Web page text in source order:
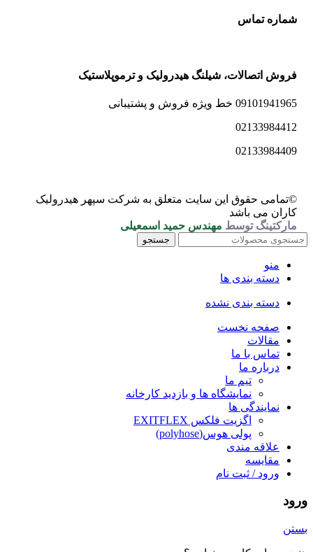
شماره تماس
فروش اتصالات، شیلنگ هیدرولیک و ترموپلاستیک
09101941965 خط ویژه فروش و پشتیبانی
02133984412
02133984409
©تمامی حقوق این سایت متعلق به شرکت سپهر هیدرولیک
کاران می باشد
مارکتینگ توسط مهندس حمید اسمعیلی
جستجو
منو
دسته بندی ها
دسته بندی نشده
صفحه نخست
مقالات
تماس با ما
درباره ما
تیم ما
نمایشگاه ها و بازدید کارخانه
نمایندگی ها
اگزیت فلکس EXITFLEX
پولی هوس(polyhose)
علاقه مندی
مقایسه
ورود / ثبت نام
ورود
بستن